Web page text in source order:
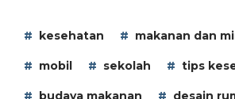
kesehatan makanan dan
mobil sekolah tips